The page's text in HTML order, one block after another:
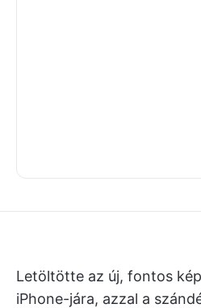
Letöltötte az új, fontos
iPhone-jára, azzal a